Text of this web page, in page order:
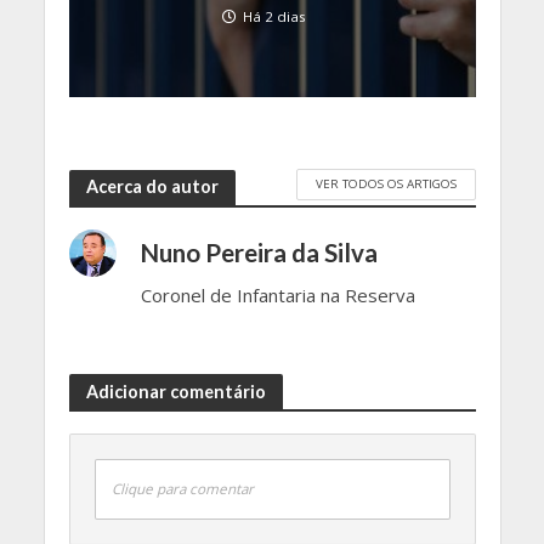
Há 2 dias
Acerca do autor VER TODOS OS ARTIGOS
Nuno Pereira da Silva
Coronel de Infantaria na Reserva
Adicionar comentário
Clique para comentar